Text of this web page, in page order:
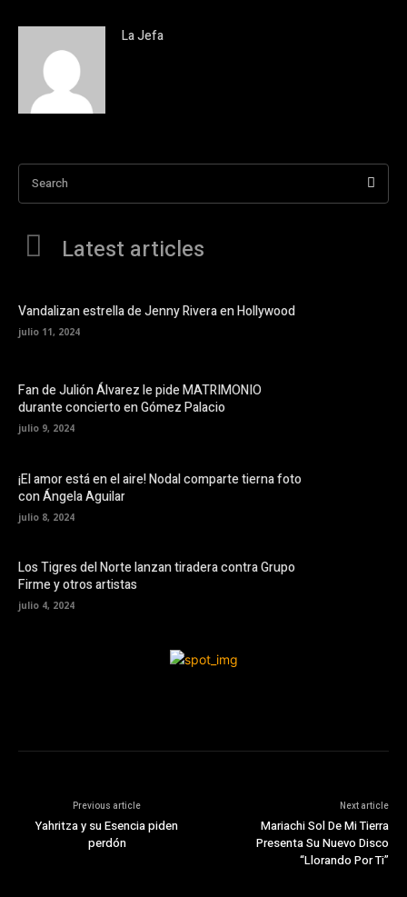
La Jefa
Search
Latest articles
Vandalizan estrella de Jenny Rivera en Hollywood
julio 11, 2024
Fan de Julión Álvarez le pide MATRIMONIO
durante concierto en Gómez Palacio
julio 9, 2024
¡El amor está en el aire! Nodal comparte tierna foto
con Ángela Aguilar
julio 8, 2024
Los Tigres del Norte lanzan tiradera contra Grupo
Firme y otros artistas
julio 4, 2024
Previous article
Yahritza y su Esencia piden
perdón
Next article
Mariachi Sol De Mi Tierra
Presenta Su Nuevo Disco
“Llorando Por Ti”